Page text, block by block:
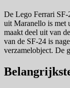
De Lego Ferrari SF-
uit Maranello is met
maakt deel uit van
van de SF-24 is
verzamelobject. De